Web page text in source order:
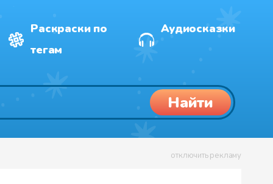
Раскраски по
тегам
Аудиосказки
Найти
отключить рекламу